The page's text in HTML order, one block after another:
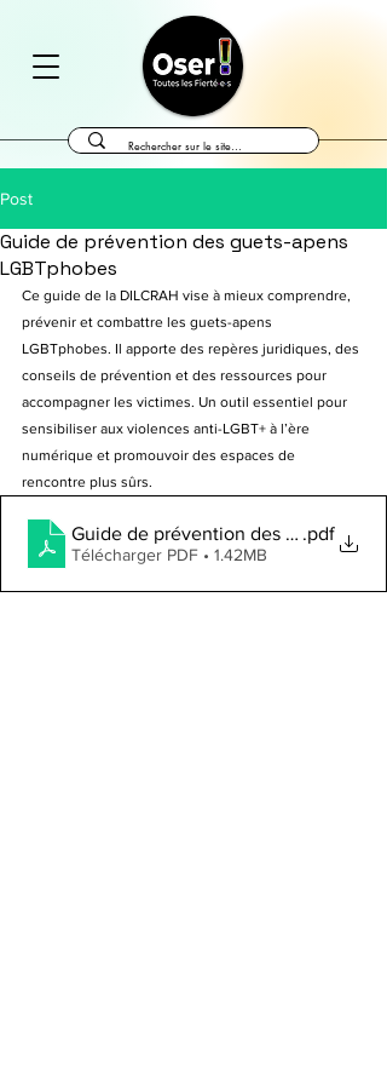
Post
Guide de prévention des guets-apens
LGBTphobes
Ce guide de la DILCRAH vise à mieux comprendre,
prévenir et combattre les guets-apens
LGBTphobes. Il apporte des repères juridiques, des
conseils de prévention et des ressources pour
accompagner les victimes. Un outil essentiel pour
sensibiliser aux violences anti-LGBT+ à l’ère
numérique et promouvoir des espaces de
rencontre plus sûrs.
Guide de prévention des guets-
.pdf
Télécharger PDF • 1.42MB